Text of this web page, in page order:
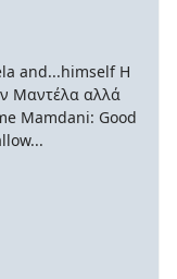
and...himself Η
Μαντέλα αλλά
Mamdani: Good